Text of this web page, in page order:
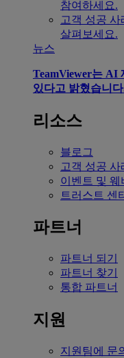
참여하세요.
고객 성공 사
살펴보세요.
뉴스
TeamViewer는 AI
있다고 밝혔습니
리소스
블로그
고객 성공 사
이벤트 및 웨
트러스트 센
파트너
파트너 되기
파트너 찾기
통합 파트너
지원
지원팀에 문